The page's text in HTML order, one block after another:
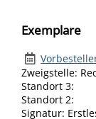
Exemplare
Zweigstelle:
Standort 3:
Standort 2:
Signatur: